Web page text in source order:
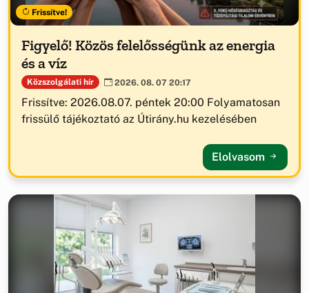
Frissítve!
Figyelő! Közös felelősségünk az energia
és a víz
Közszolgálati hír 2026. 08. 07 20:17
Frissítve: 2026.08.07. péntek 20:00 Folyamatosan
frissülő tájékoztató az Útirány.hu kezelésében
Elolvasom